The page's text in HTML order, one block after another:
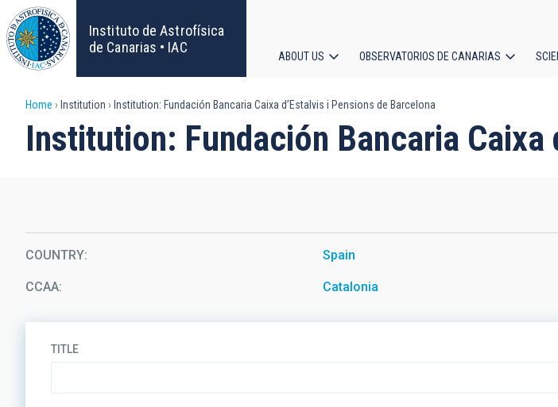
Skip
to
main
content
Instituto de Astrofísica
de Canarias • IAC
navigation
ABOUT US OBSERVATORIOS DE CANARIAS
Breadcrumb
Home Institution Institution: Fundación Bancaria Caixa d’Estalvis i Pensions de Barcelona
Institution: Fundación Bancaria
COUNTRY Spain
CCAA Catalonia
TITLE